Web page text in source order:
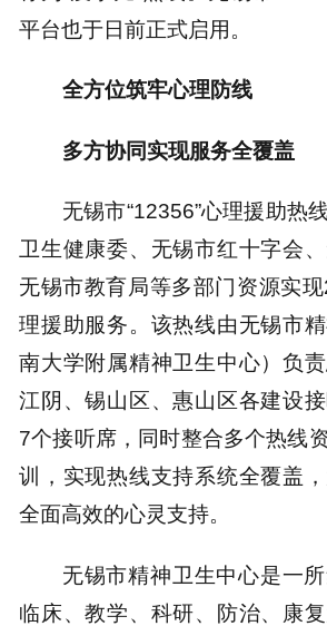
平台也于日前正式启用。
全方位筑牢心理防线
多方协同实现服务全覆盖
无锡市“12356”心理援助热
卫生健康委、无锡市红十字会、
无锡市教育局等多部门资源实
理援助服务。该热线由无锡市
南大学附属精神卫生中心）负责
江阴、锡山区、惠山区各建设
7个接听席，同时整合多个热线
训，实现热线支持系统全覆盖
全面高效的心灵支持。
无锡市精神卫生中心是一
临床、教学、科研、防治、康